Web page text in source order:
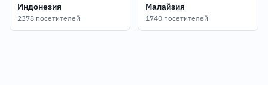
Индонезия
2378 посетителей
Малайзия
1740 посетителей